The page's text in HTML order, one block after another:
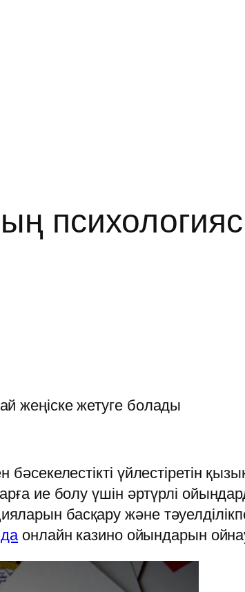
жеңіске жетуге болады
үйлестіретін
ие болу үшін әртүрлі
басқару және
онлайн казино ойындарын